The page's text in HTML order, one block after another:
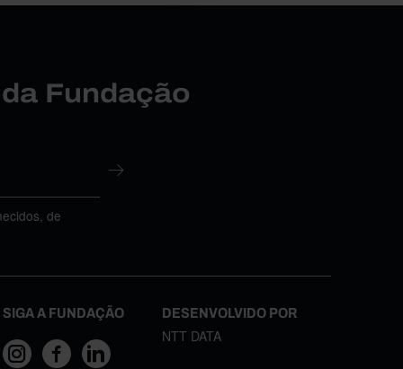
Fundação
de
SIGA A FUNDAÇÃO DESENVOLVIDO POR
NTT DATA